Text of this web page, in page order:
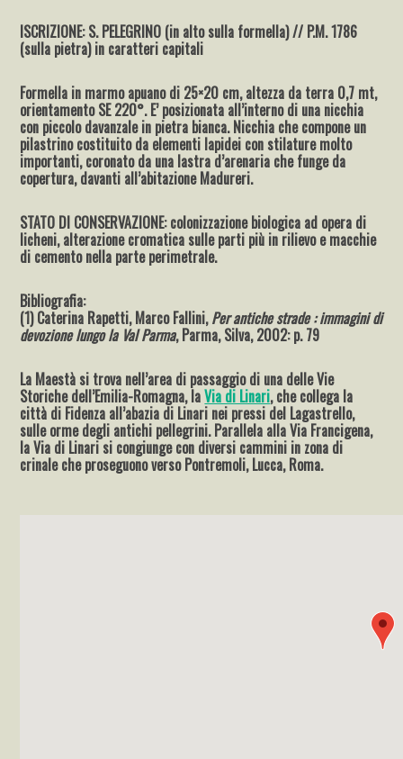
ISCRIZIONE: S. PELEGRINO (in alto sulla formella) // P.M. 1786
(sulla pietra) in caratteri capitali
Formella in marmo apuano di 25×20 cm, altezza da terra 0,7 mt,
orientamento SE 220°. E’ posizionata all’interno di una nicchia
con piccolo davanzale in pietra bianca. Nicchia che compone un
pilastrino costituito da elementi lapidei con stilature molto
importanti, coronato da una lastra d’arenaria che funge da
copertura, davanti all’abitazione Madureri.
STATO DI CONSERVAZIONE: colonizzazione biologica ad opera di
licheni, alterazione cromatica sulle parti più in rilievo e macchie
di cemento nella parte perimetrale.
Bibliografia:
(1) Caterina Rapetti, Marco Fallini,Per antiche strade : immagini di
devozione lungo la Val Parma, Parma, Silva, 2002: p. 79
La Maestà si trova nell’area di passaggio di una delle Vie
Storiche dell’Emilia-Romagna, laVia di Linari, che collega la
città di Fidenza all’abazia di Linari nei pressi del Lagastrello,
sulle orme degli antichi pellegrini. Parallela alla Via Francigena,
la Via di Linari si congiunge con diversi cammini in zona di
crinale che proseguono verso Pontremoli, Lucca, Roma.